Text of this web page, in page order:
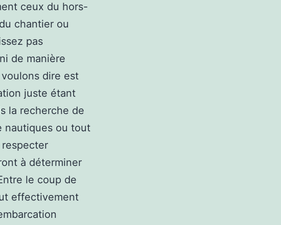
ceux du hors-
chantier ou
pas
de manière
dire est
juste étant
la recherche de
nautiques ou tout
à déterminer
le coup de
effectivement